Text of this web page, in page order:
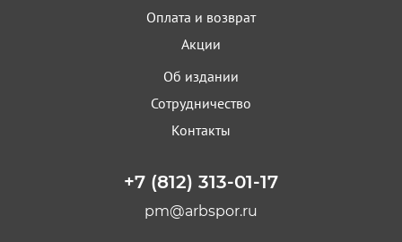
Оплата и возврат
Акции
Об издании
Сотрудничество
Контакты
+7 (812) 313-01-17
pm@arbspor.ru